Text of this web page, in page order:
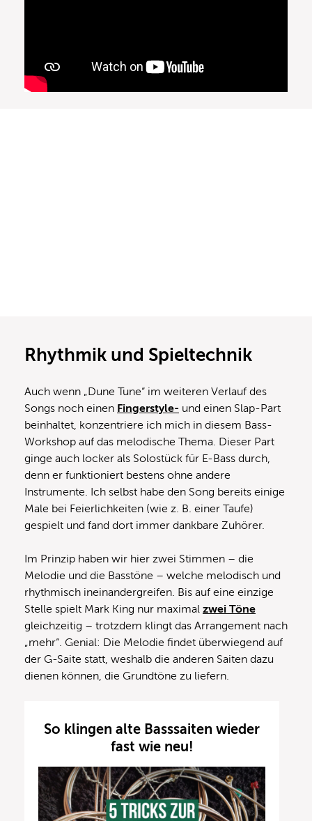
Rhythmik und Spieltechnik
Auch wenn „Dune Tune“ im weiteren Verlauf des
Songs noch einen Fingerstyle- und einen Slap-Part
beinhaltet, konzentriere ich mich in diesem Bass-
Workshop auf das melodische Thema. Dieser Part
ginge auch locker als Solostück für E-Bass durch,
denn er funktioniert bestens ohne andere
Instrumente. Ich selbst habe den Song bereits einige
Male bei Feierlichkeiten (wie z. B. einer Taufe)
gespielt und fand dort immer dankbare Zuhörer.
Im Prinzip haben wir hier zwei Stimmen – die
Melodie und die Basstöne – welche melodisch und
rhythmisch ineinandergreifen. Bis auf eine einzige
Stelle spielt Mark King nur maximal zwei Töne
gleichzeitig – trotzdem klingt das Arrangement nach
„mehr“. Genial: Die Melodie findet überwiegend auf
der G-Saite statt, weshalb die anderen Saiten dazu
dienen können, die Grundtöne zu liefern.
So klingen alte Basssaiten wieder
fast wie neu!